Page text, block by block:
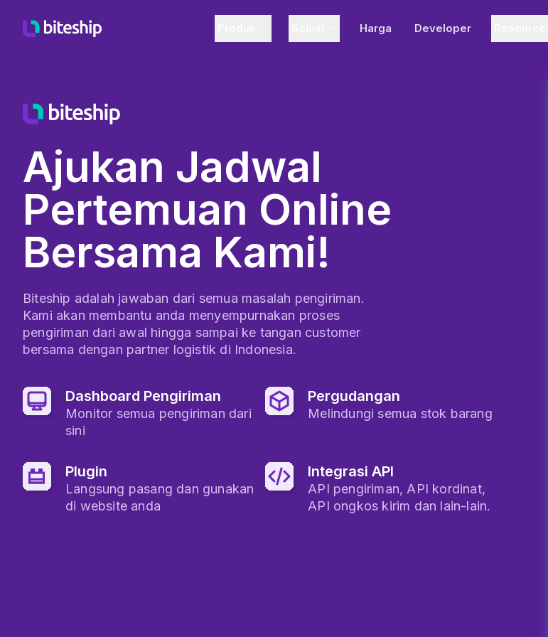
Harga Developer
Ajukan Jadwal
Pertemuan Online
Bersama Kami!
Biteship adalah jawaban dari semua masalah pengiriman.
Kami akan membantu anda menyempurnakan proses
pengiriman dari awal hingga sampai ke tangan customer
bersama dengan partner logistik di Indonesia.
Dashboard Pengiriman
Monitor semua pengiriman dari
sini
Pergudangan
Melindungi semua stok barang
Plugin
Langsung pasang dan gunakan
di website anda
Integrasi API
API pengiriman, API kordinat,
API ongkos kirim dan lain-lain.